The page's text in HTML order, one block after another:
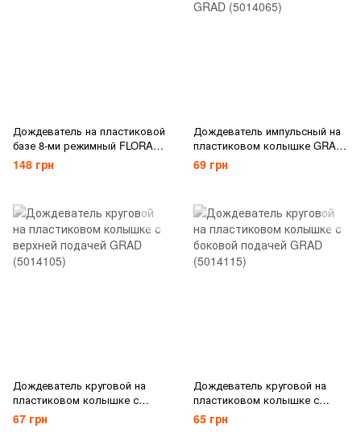
Дождеватель на пластиковой
базе 8-ми режимный FLORA
(5013714)
148 грн
Дождеватель импульсный на
пластиковом колышке GRAD
(5014065)
69 грн
Дождеватель круговой на
пластиковом колышке с
верхней подачей GRAD
(5014105)
67 грн
Дождеватель круговой на
пластиковом колышке с
боковой подачей GRAD
(5014115)
65 грн